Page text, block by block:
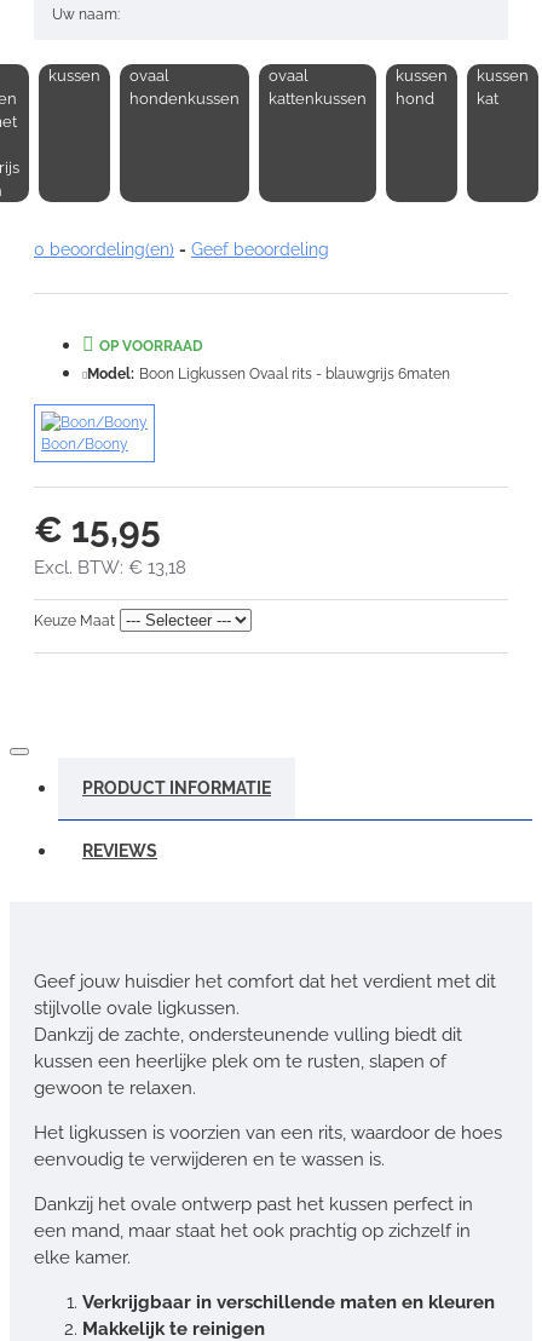
Uw naam:
Note:HTML-code wordt niet vertaald!
VERDER
kussen
ovaal
hondenkussen
ovaal
kattenkussen
kussen
hond
kussen
kat
0 beoordeling(en) - Geef beoordeling
€ 15,95
Excl. BTW: € 13,18
OP VOORRAAD
Model: Boon Ligkussen Ovaal rits - blauwgrijs 6maten
Boon/Boony
Keuze Maat
PRODUCT INFORMATIE
REVIEWS
Geef jouw huisdier het comfort dat het verdient met dit
stijlvolle ovale ligkussen.
Dankzij de zachte, ondersteunende vulling biedt dit
kussen een heerlijke plek om te rusten, slapen of
gewoon te relaxen.
Het ligkussen is voorzien van een rits, waardoor de hoes
eenvoudig te verwijderen en te wassen is.
Dankzij het ovale ontwerp past het kussen perfect in
een mand, maar staat het ook prachtig op zichzelf in
elke kamer.
Verkrijgbaar in verschillende maten en kleuren
Makkelijk te reinigen